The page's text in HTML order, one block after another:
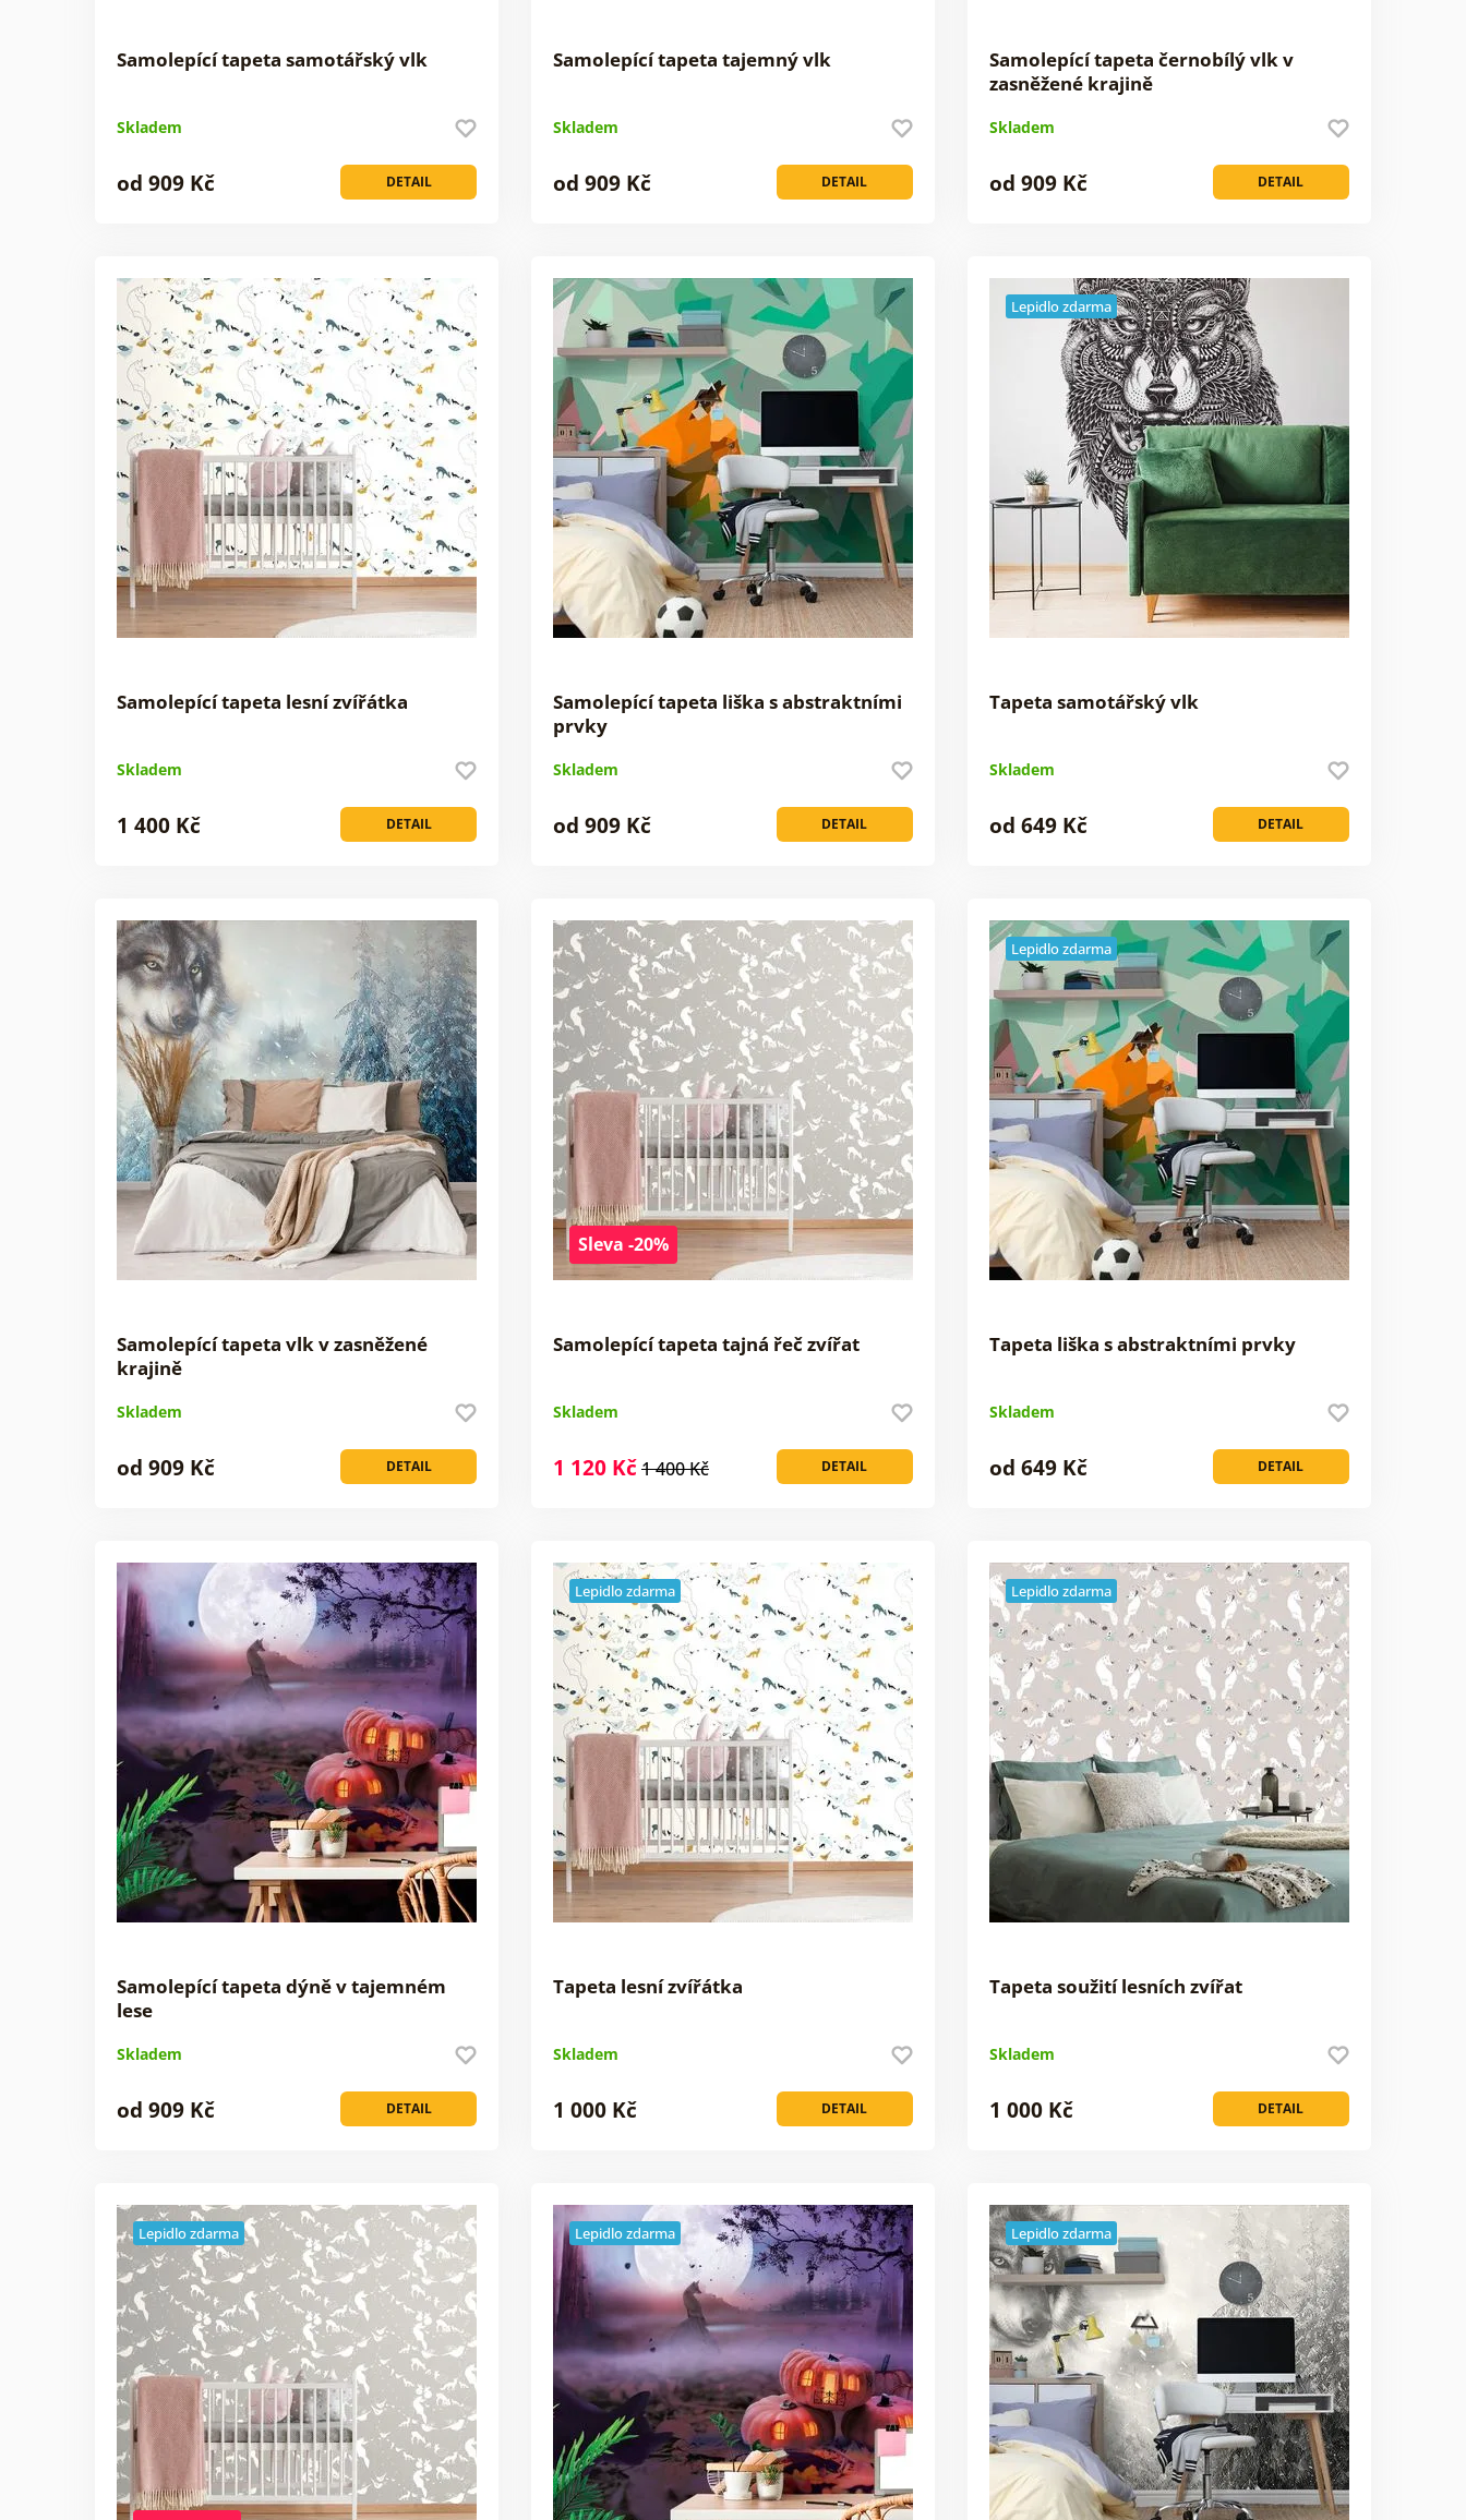
Samolepící tapeta samotářský vlk
Skladem
DETAIL
od 909 Kč
Samolepící tapeta tajemný vlk
Skladem
DETAIL
od 909 Kč
Samolepící tapeta černobílý vlk v
zasněžené krajině
Skladem
DETAIL
od 909 Kč
Samolepící tapeta lesní zvířátka
Skladem
DETAIL
1 400 Kč
Samolepící tapeta liška s abstraktními
prvky
Skladem
DETAIL
od 909 Kč
Lepidlo zdarma
Tapeta samotářský vlk
Skladem
DETAIL
od 649 Kč
Samolepící tapeta vlk v zasněžené
krajině
Skladem
DETAIL
od 909 Kč
Sleva -20%
Samolepící tapeta tajná řeč zvířat
Skladem
DETAIL
1 120 Kč1 400 Kč
Lepidlo zdarma
Tapeta liška s abstraktními prvky
Skladem
DETAIL
od 649 Kč
Samolepící tapeta dýně v tajemném
lese
Skladem
DETAIL
od 909 Kč
Lepidlo zdarma
Tapeta lesní zvířátka
Skladem
DETAIL
1 000 Kč
Lepidlo zdarma
Tapeta soužití lesních zvířat
Skladem
DETAIL
1 000 Kč
Lepidlo zdarma Lepidlo zdarma Lepidlo zdarma